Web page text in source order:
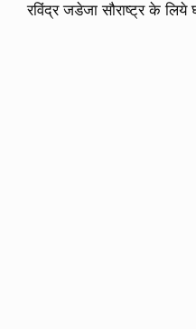
रविंद्र जडेजा सौराष्ट्र के